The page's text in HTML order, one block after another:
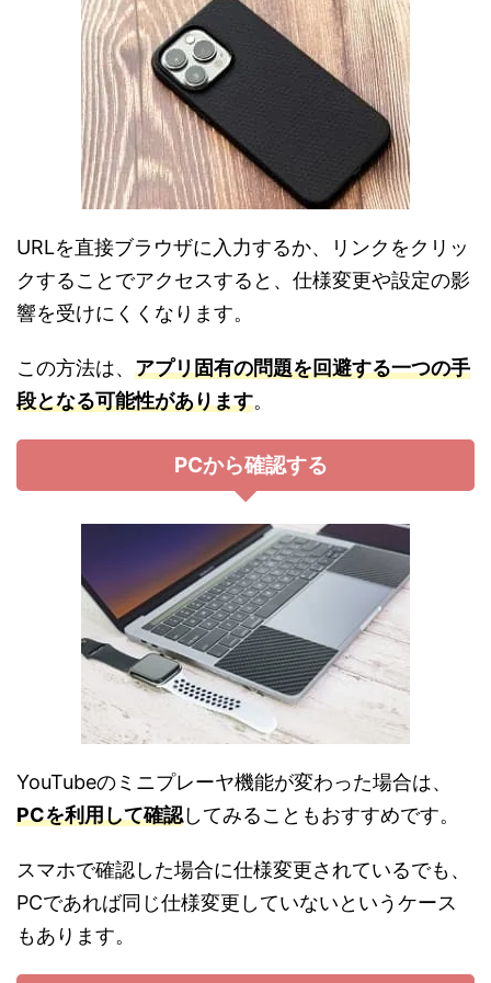
URLを直接ブラウザに入力するか、リンクをクリッ
クすることでアクセスすると、仕様変更や設定の影
響を受けにくくなります。
この方法は、 アプリ固有の問題を回避する一つの手
段となる可能性があります。
PCから確認する
YouTubeのミニプレーヤ機能が変わった場合は、
PCを利用して確認してみることもおすすめです。
スマホで確認した場合に仕様変更されているでも、
PCであれば同じ仕様変更していないというケース
もあります。